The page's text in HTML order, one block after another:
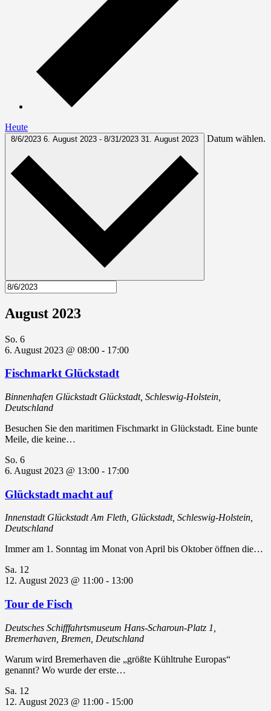
Heute
8/6/2023 6. August 2023 - 8/31/2023 31. August 2023 Datum wählen.
August 2023
So. 6
6. August 2023 @ 08:00 - 17:00
Fischmarkt Glückstadt
Binnenhafen Glückstadt Glückstadt, Schleswig-Holstein,
Deutschland
Besuchen Sie den maritimen Fischmarkt in Glückstadt. Eine bunte
Meile, die keine…
So. 6
6. August 2023 @ 13:00 - 17:00
Glückstadt macht auf
Innenstadt GlückstadtAm Fleth, Glückstadt, Schleswig-Holstein,
Deutschland
Immer am 1. Sonntag im Monat von April bis Oktober öffnen die…
Sa. 12
12. August 2023 @ 11:00 - 13:00
Tour de Fisch
Deutsches Schifffahrtsmuseum Hans-Scharoun-Platz 1,
Bremerhaven, Bremen, Deutschland
Warum wird Bremerhaven die „größte Kühltruhe Europas“
genannt? Wo wurde der erste…
Sa. 12
12. August 2023 @ 11:00 - 15:00